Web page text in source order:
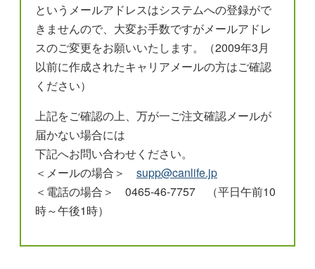
というメールアドレスはシステムへの登録がで
きませんので、大変お手数ですがメールアドレ
スのご変更をお願いいたします。（2009年3月
以前に作成されたキャリアメールの方はご確認
ください）
上記をご確認の上、万が一ご注文確認メールが
届かない場合には
下記へお問い合わせください。
＜メールの場合＞ supp@canlife.jp
＜電話の場合＞ 0465-46-7757 （平日午前10
時～午後1時）